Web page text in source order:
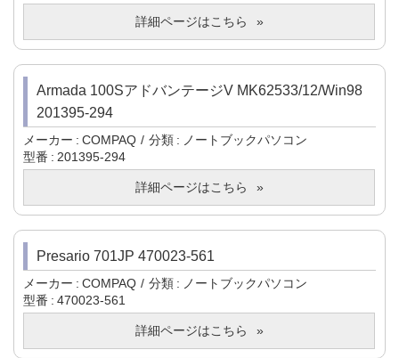
詳細ページはこちら
Armada 100SアドバンテージV MK62533/12/Win98
201395-294
メーカー COMPAQ 分類
ノートブックパソコン
型番
201395-294
詳細ページはこちら
Presario 701JP 470023-561
メーカー COMPAQ 分類
ノートブックパソコン
型番
470023-561
詳細ページはこちら